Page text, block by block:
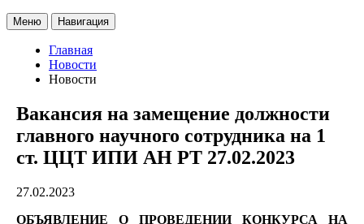
Меню Навигация
Главная
Новости
Новости
Вакансия на замещение должности
главного научного сотрудника на 1
ст. ЦЦТ ИПИ АН РТ 27.02.2023
27.02.2023
ОБЪЯВЛЕНИЕ О ПРОВЕДЕНИИ КОНКУРСА НА